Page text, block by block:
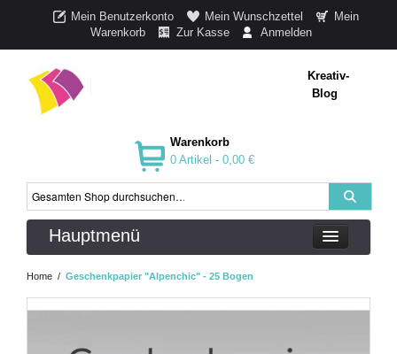
Mein Benutzerkonto Mein Wunschzettel
Mein
Warenkorb
Zur Kasse Anmelden
Kreativ-
Blog
Warenkorb
0 Artikel - 0,00 €
Hauptmenü
Home / Geschenkpapier "Alpenchic" - 25 Bogen